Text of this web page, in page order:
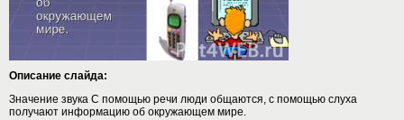
Описание слайда:
Значение звука С помощью речи люди общаются, с помощью слуха
получают информацию об окружающем мире.